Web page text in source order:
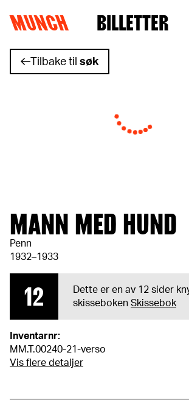
Hopp til innhold
MUNCH BILLETTER
Tilbake til søk
MANN MED HUND
Penn
1932–1933
12
Dette er en av 12 sider
skisseboken Skissebok
Inventarnr:
MM.T.00240-21-verso
Vis flere detaljer